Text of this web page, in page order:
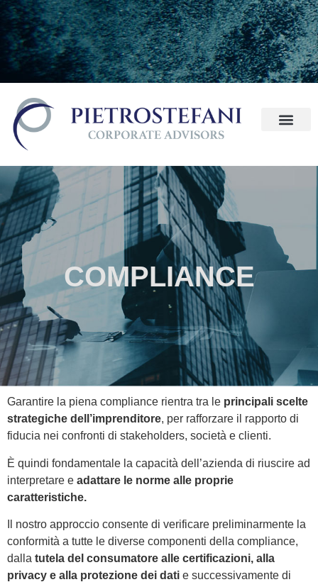
COMPLIANCE
Garantire la piena compliance rientra tra le principali scelte
strategiche dell’imprenditore, per rafforzare il rapporto di
fiducia nei confronti di stakeholders, società e clienti.
È quindi fondamentale la capacità dell’azienda di riuscire ad
interpretare e adattare le norme alle proprie
caratteristiche.
Il nostro approccio consente di verificare preliminarmente la
conformità a tutte le diverse componenti della compliance,
dalla tutela del consumatore alle certificazioni, alla
privacy e alla protezione dei dati e successivamente di